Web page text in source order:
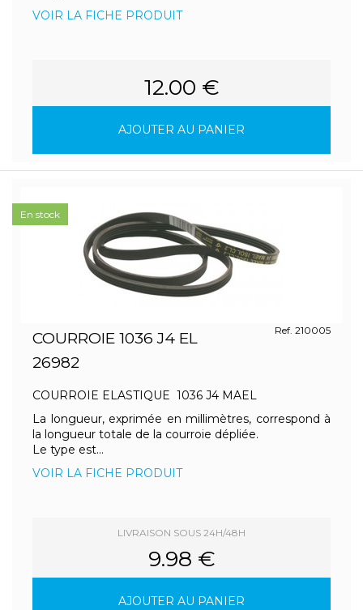
VOIR LA FICHE PRODUIT
12.00 €
AJOUTER AU PANIER
COURROIE 1036 J4 EL
26982
Ref. 210005
COURROIE ELASTIQUE 1036 J4 MAEL
La longueur, exprimée en millimètres, correspond à
la longueur totale de la courroie dépliée.
Le type est...
VOIR LA FICHE PRODUIT
LIVRAISON SOUS 24H/48H
9.98 €
AJOUTER AU PANIER
En stock